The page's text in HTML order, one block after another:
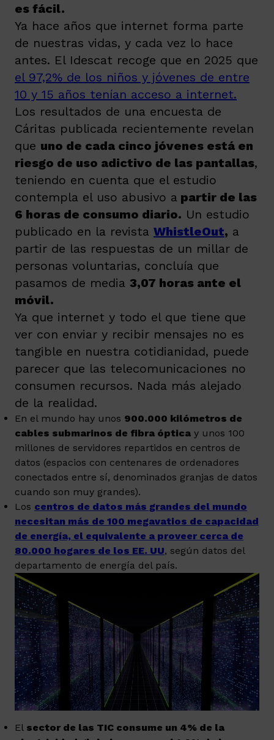
es fácil.
Ya hace años que internet forma parte
de nuestras vidas, y cada vez lo hace
antes. El Idescat recoge que en 2025 que
el 97,2% de los niños y jóvenes de entre
10 y 15 años tenían acceso a internet.
Los resultados de una encuesta de
Cáritas publicada recientemente revelan
que uno de cada cinco jóvenes está en
riesgo de uso adictivo de las pantallas,
teniendo en cuenta que el estudio
contempla el uso abusivo a partir de las
6 horas de consumo diario. Un estudio
publicado en la revista WhistleOut, a
partir de las respuestas de un millar de
personas voluntarias, concluía que
pasamos de media 3,07 horas ante el
móvil.
Ya que internet y todo el que tiene que
ver con enviar y recibir mensajes no es
tangible en nuestra cotidianidad, puede
parecer que las telecomunicaciones no
consumen recursos. Nada más alejado
de la realidad.
En el mundo hay unos 900.000 kilómetros de
cables submarinos de fibra óptica y unos 100
millones de servidores repartidos en centros de
datos (espacios con centenares de ordenadores
conectados entre sí, denominados granjas de datos
cuando son muy grandes).
Los centros de datos más grandes del mundo
necesitan más de 100 megavatios de capacidad
de energía, el equivalente a proveer cerca de
80.000 hogares de los EE. UU, según datos del
departamento de energía del país.
El sector de las TIC consume un 4% de la